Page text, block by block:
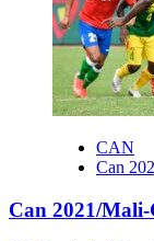
CAN
Can
Can 2021/Mali-